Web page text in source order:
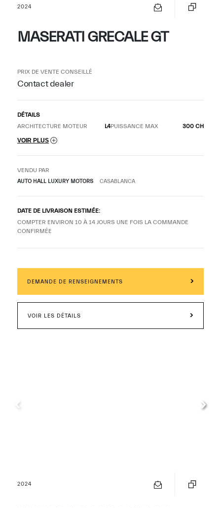
MASERATI GRECALE GT
2024
PRIX DE VENTE CONSEILLÉ
Contact dealer
DÉTAILS
ARCHITECTURE MOTEUR
L4PUISSANCE MAX 300 CH
VOIR PLUS
VENDU PAR
AUTO HALL LUXURY MOTORS CASABLANCA
DATE DE LIVRAISON ESTIMÉE:
COMPTER ENVIRON 10 À 14 JOURS UNE FOIS LA COMMANDE
CONFIRMÉE
DEMANDE DE RENSEIGNEMENTS
VOIR LES DÉTAILS
2024